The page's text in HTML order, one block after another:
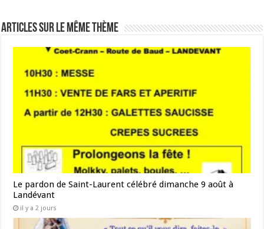
Articles sur le même thème
Le pardon de Saint-Laurent célébré dimanche 9 août à
Landévant
il y a 2 jours